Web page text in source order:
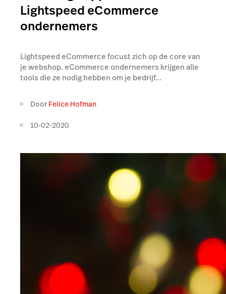
Lightspeed eCommerce
ondernemers
Lightspeed eCommerce focust zich op de core van
je webshop. eCommerce ondernemers krijgen alle
tools die ze nodig hebben om je bedrijf...
Door Felice Hofman
10-02-2020